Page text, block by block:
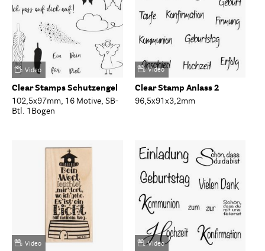
Video
Clear Stamps Schutzengel
102,5x97mm, 16 Motive, SB-
Btl. 1Bogen
Video
Clear Stamp Anlass 2
96,5x91x3,2mm
Video Video